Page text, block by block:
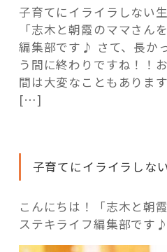
fleXe
「ひと」
これからの暮ら
子育てにイライラしない
「志木と朝霞のママさん
編集部です♪ さて、長か
う間に終わりですね！！
間は大変なこともありま
[…]
子育てにイライラしな
こんにちは！「志木と朝
ステキライフ編集部です♪